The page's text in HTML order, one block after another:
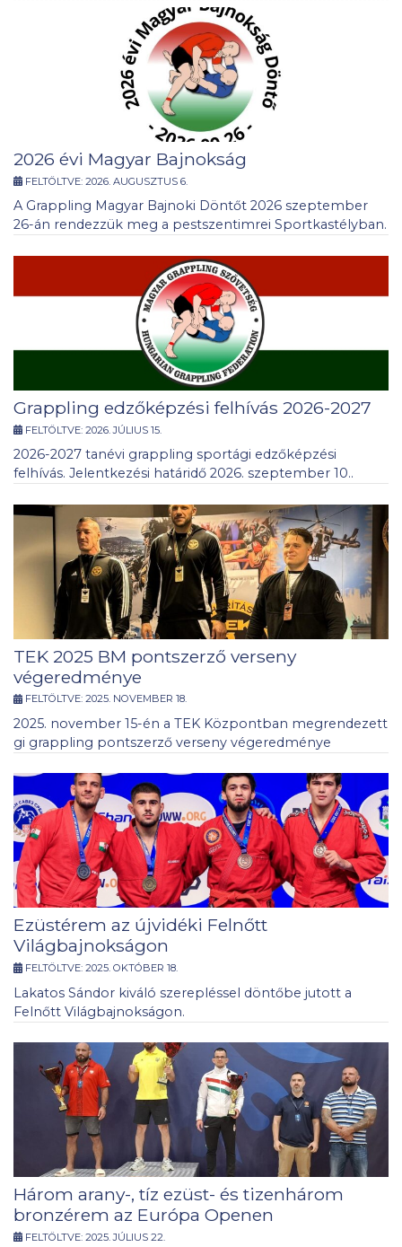
2026 évi Magyar Bajnokság
FELTÖLTVE: 2026. AUGUSZTUS 6.
A Grappling Magyar Bajnoki Döntőt 2026 szeptember
26-án rendezzük meg a pestszentimrei Sportkastélyban.
Grappling edzőképzési felhívás 2026-2027
FELTÖLTVE: 2026. JÚLIUS 15.
2026-2027 tanévi grappling sportági edzőképzési
felhívás. Jelentkezési határidő 2026. szeptember 10..
TEK 2025 BM pontszerző verseny
végeredménye
FELTÖLTVE: 2025. NOVEMBER 18.
2025. november 15-én a TEK Központban megrendezett
gi grappling pontszerző verseny végeredménye
Ezüstérem az újvidéki Felnőtt
Világbajnokságon
FELTÖLTVE: 2025. OKTÓBER 18.
Lakatos Sándor kiváló szerepléssel döntőbe jutott a
Felnőtt Világbajnokságon.
Három arany-, tíz ezüst- és tizenhárom
bronzérem az Európa Openen
FELTÖLTVE: 2025. JÚLIUS 22.